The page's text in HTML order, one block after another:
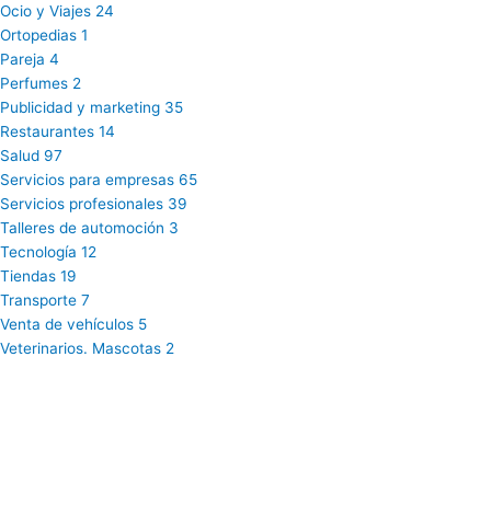
Ocio y Viajes 24
Ortopedias 1
Pareja 4
Perfumes 2
Publicidad y marketing 35
Restaurantes 14
Salud 97
Servicios para empresas 65
Servicios profesionales 39
Talleres de automoción 3
Tecnología 12
Tiendas 19
Transporte 7
Venta de vehículos 5
Veterinarios. Mascotas 2